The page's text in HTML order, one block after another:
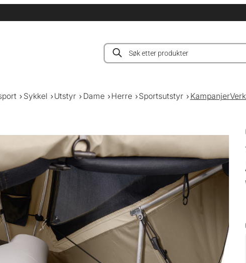
Products
search
Sykkel Utstyr Dame Herre Sportsutstyr Kampanjer